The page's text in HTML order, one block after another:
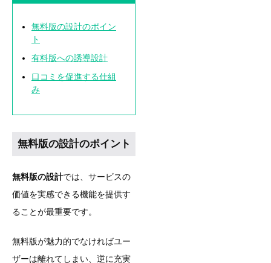
無料版の設計のポイン
ト
有料版への誘導設計
口コミを促進する仕組
み
無料版の設計のポイント
無料版の設計では、サービスの
価値を実感できる機能を提供す
ることが最重要です。
無料版が魅力的でなければユー
ザーは離れてしまい、逆に充実